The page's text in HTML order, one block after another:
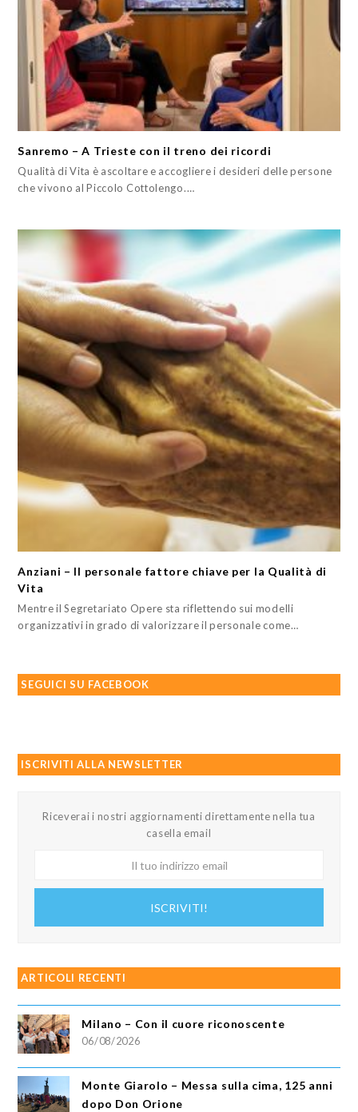
Sanremo – A Trieste con il treno dei ricordi
Qualità di Vita è ascoltare e accogliere i desideri delle persone
che vivono al Piccolo Cottolengo.…
Anziani – Il personale fattore chiave per la Qualità di
Vita
Mentre il Segretariato Opere sta riflettendo sui modelli
organizzativi in grado di valorizzare il personale come…
SEGUICI SU FACEBOOK
ISCRIVITI ALLA NEWSLETTER
Riceverai i nostri aggiornamenti direttamente nella tua
casella email
ISCRIVITI!
ARTICOLI RECENTI
Milano – Con il cuore riconoscente
06/08/2026
Monte Giarolo – Messa sulla cima, 125 anni
dopo Don Orione